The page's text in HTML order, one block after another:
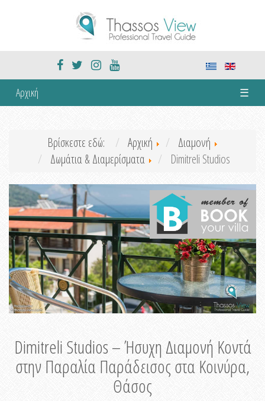
Αρχική ☰
Βρίσκεστε εδώ: Αρχική
Διαμονή
Δωμάτια & Διαμερίσματα
Dimitreli Studios
Dimitreli Studios – Ήσυχη Διαμονή Κοντά
στην Παραλία Παράδεισος στα Κοινύρα,
Θάσος